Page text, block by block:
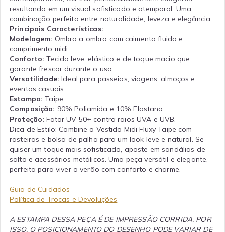
resultando em um visual sofisticado e atemporal. Uma
combinação perfeita entre naturalidade, leveza e elegância.
Principais Características:
Modelagem: Ombro a ombro com caimento fluido e
comprimento midi.
Conforto: Tecido leve, elástico e de toque macio que
garante frescor durante o uso.
Versatilidade: Ideal para passeios, viagens, almoços e
eventos casuais.
Estampa: Taipe
Composição: 90% Poliamida e 10% Elastano.
Proteção: Fator UV 50+ contra raios UVA e UVB.
Dica de Estilo: Combine o Vestido Midi Fluxy Taipe com
rasteiras e bolsa de palha para um look leve e natural. Se
quiser um toque mais sofisticado, aposte em sandálias de
salto e acessórios metálicos. Uma peça versátil e elegante,
perfeita para viver o verão com conforto e charme.
Guia de Cuidados
Política de Trocas e Devoluções
A ESTAMPA DESSA PEÇA É DE IMPRESSÃO CORRIDA. POR
ISSO, O POSICIONAMENTO DO DESENHO PODE VARIAR DE